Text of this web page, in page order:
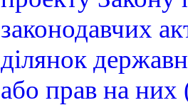
законодавчих
ділянок
або прав на них